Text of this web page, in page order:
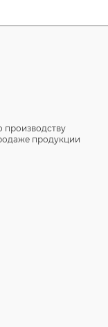
производству
продукции